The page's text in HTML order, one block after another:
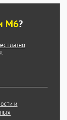
М6?
и